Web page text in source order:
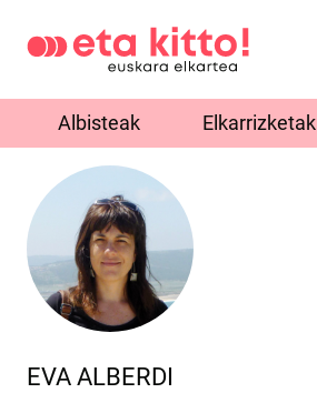
Albisteak Elkarrizketak
EVA ALBERDI